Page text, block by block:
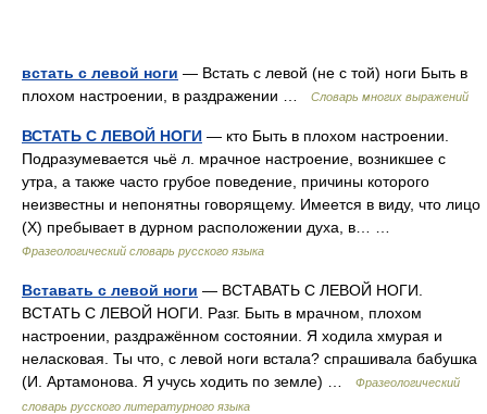
встать с левой ноги — Встать с левой (не с той) ноги Быть в
плохом настроении, в раздражении …
Словарь многих выражений
ВСТАТЬ С ЛЕВОЙ НОГИ — кто Быть в плохом настроении.
Подразумевается чьё л. мрачное настроение, возникшее с
утра, а также часто грубое поведение, причины которого
неизвестны и непонятны говорящему. Имеется в виду, что лицо
(Х) пребывает в дурном расположении духа, в… …
Фразеологический словарь русского языка
Вставать с левой ноги — ВСТАВАТЬ С ЛЕВОЙ НОГИ.
ВСТАТЬ С ЛЕВОЙ НОГИ. Разг. Быть в мрачном, плохом
настроении, раздражённом состоянии. Я ходила хмурая и
неласковая. Ты что, с левой ноги встала? спрашивала бабушка
(И. Артамонова. Я учусь ходить по земле) …
Фразеологический
словарь русского литературного языка